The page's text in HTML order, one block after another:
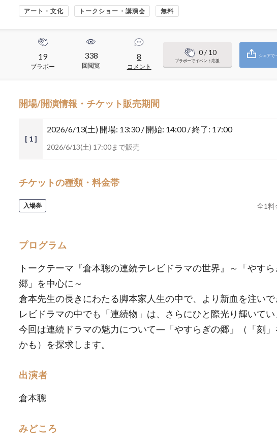
アート・文化 トークショー・講演会 無料
19
ブラボー
338
回閲覧
8
コメント
0/ 10
ブラボーでイベント応援
シェアで
開場/開演情報・チケット販売期間
[ 1 ]
2026/6/13(土) 開場: 13:30 / 開始: 14:00 / 終了: 17:00
2026/6/13(土) 17:00まで販売
チケットの種類・料金帯
入場券 全1料
プログラム
トークテーマ『倉本聰の連続テレビドラマの世界』～「やす
郷」を中心に～
倉本先生の長きにわたる脚本家人生の中で、より新血を注いで
レビドラマの中でも「連続物」は、さらにひと際光り輝いてい
今回は連続ドラマの魅力について―「やすらぎの郷」（「刻」
かも）を探求します。
出演者
倉本聰
みどころ